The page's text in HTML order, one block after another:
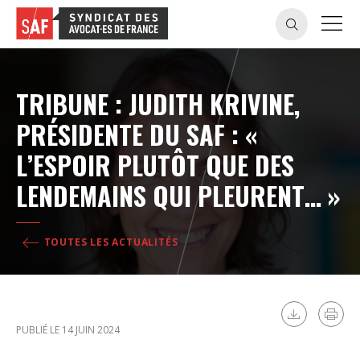
TRIBUNE : JUDITH KRIVINE,
PRÉSIDENTE DU SAF : «
L’ESPOIR PLUTÔT QUE DES
LENDEMAINS QUI PLEURENT… »
TOUTES LES ACTUALITÉS
PUBLIÉ LE 14 JUIN 2024